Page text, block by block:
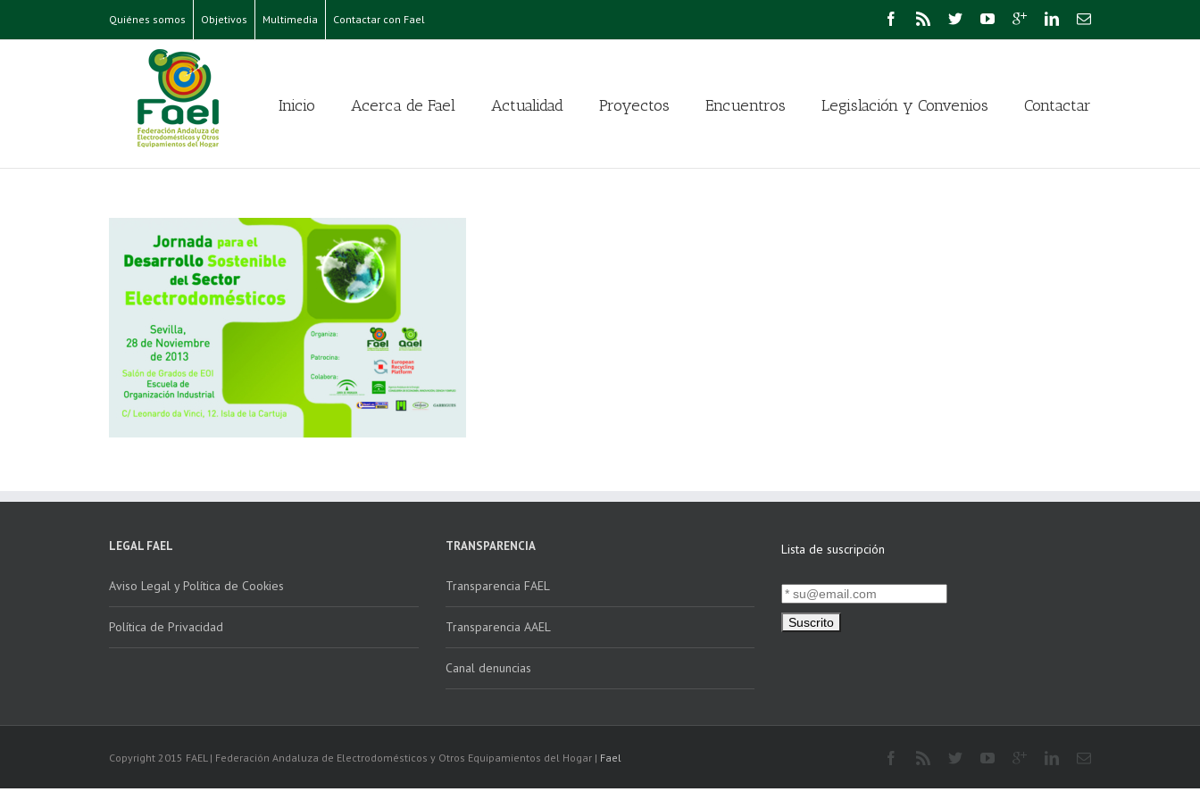
Quiénes somos Objetivos Multimedia Contactar con Fael
Inicio Acerca de Fael Actualidad Proyectos Encuentros Legislación y Convenios Contactar
LEGAL FAEL
Aviso Legal y Política de Cookies
Política de Privacidad
TRANSPARENCIA
Transparencia FAEL
Transparencia AAEL
Canal denuncias
Lista de suscripción
Copyright 2015 FAEL | Federación Andaluza de Electrodomésticos y Otros Equipamientos del Hogar | Fael